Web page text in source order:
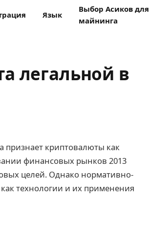
Язык
Выбор Асиков для
майнинга
легальной в
признает криптовалюты как
финансовых рынков 2013
целей. Однако нормативно-
технологии и их применения